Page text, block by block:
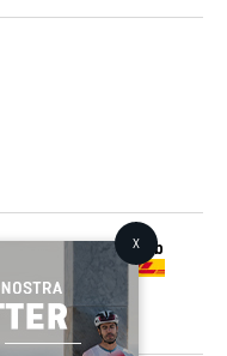
realitzats amb